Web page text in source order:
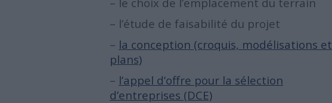
– l’étude de faisabilité du projet
– la conception (croquis, modélisations et
plans)
– l’appel d’offre pour la sélection
d’entreprises (DCE)